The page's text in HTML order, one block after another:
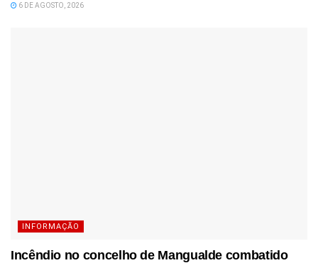
6 DE AGOSTO, 2026
INFORMAÇÃO
Incêndio no concelho de Mangualde combatido